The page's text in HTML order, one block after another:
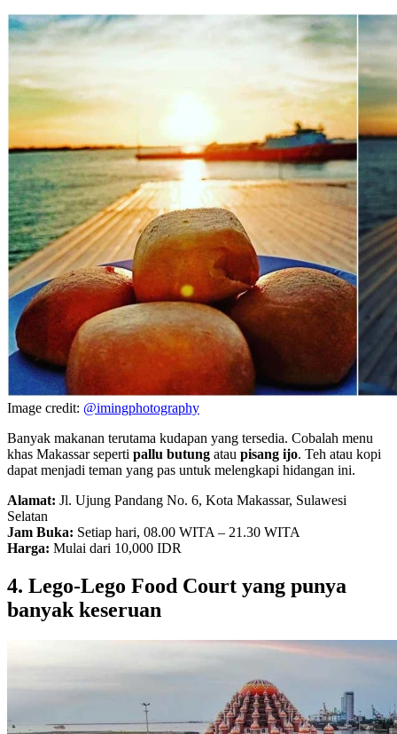
Image credit: @imingphotography
Banyak makanan terutama kudapan yang tersedia. Cobalah menu
khas Makassar seperti pallu butung atau pisang ijo. Teh atau kopi
dapat menjadi teman yang pas untuk melengkapi hidangan ini.
Alamat: Jl. Ujung Pandang No. 6, Kota Makassar, Sulawesi
Selatan
Jam Buka: Setiap hari, 08.00 WITA – 21.30 WITA
Harga: Mulai dari 10,000 IDR
4. Lego-Lego Food Court yang punya
banyak keseruan